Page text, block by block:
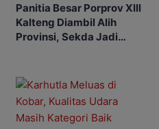
Panitia Besar Porprov Xlll
Kalteng Diambil Alih
Provinsi, Sekda Jadi